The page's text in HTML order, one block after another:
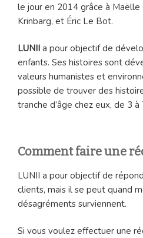
le jour en 2014 grâce à Maëlle
Krinbarg, et Éric Le Bot.
LUNII a pour objectif de
enfants. Ses histoires sont
valeurs humanistes et
possible de trouver des
tranche d’âge chez eux, de 3 à
Comment faire une
LUNII a pour objectif de
clients, mais il se peut quand
désagréments surviennent.
Si vous voulez effectuer une